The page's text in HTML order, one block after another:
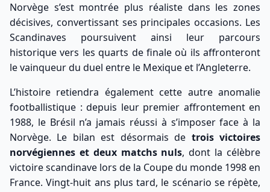
Norvège s’est montrée plus réaliste dans les zones
décisives, convertissant ses principales occasions. Les
Scandinaves poursuivent ainsi leur parcours
historique vers les quarts de finale où ils affronteront
le vainqueur du duel entre le Mexique et l’Angleterre.
L’histoire retiendra également cette autre anomalie
footballistique : depuis leur premier affrontement en
1988, le Brésil n’a jamais réussi à s’imposer face à la
Norvège. Le bilan est désormais de trois victoires
norvégiennes et deux matchs nuls, dont la célèbre
victoire scandinave lors de la Coupe du monde 1998 en
France. Vingt-huit ans plus tard, le scénario se répète,